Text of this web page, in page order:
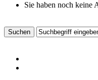
Sie haben noch keine